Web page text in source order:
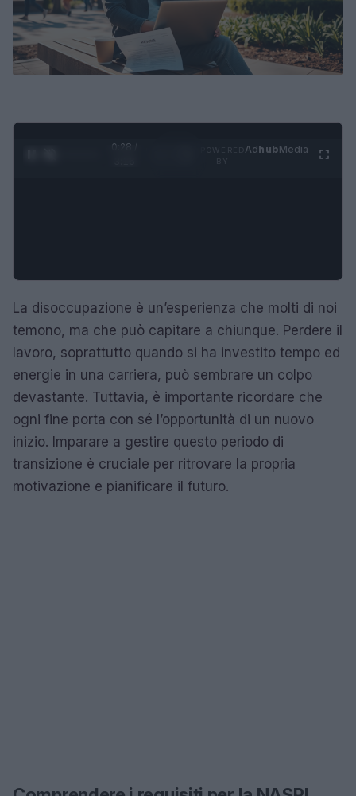
0:29 /
AdhubMedia
La disoccupazione è un’esperienza che molti di noi
temono, ma che può capitare a chiunque. Perdere il
lavoro, soprattutto quando si ha investito tempo ed
energie in una carriera, può sembrare un colpo
devastante. Tuttavia, è importante ricordare che
ogni fine porta con sé l’opportunità di un nuovo
inizio. Imparare a gestire questo periodo di
transizione è cruciale per ritrovare la propria
motivazione e pianificare il futuro.